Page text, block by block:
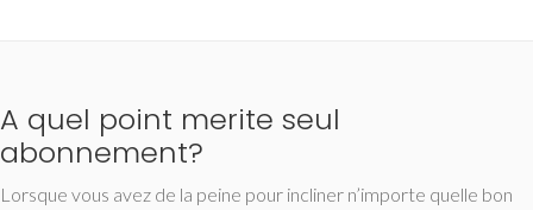
A quel point merite seul
abonnement?
Lorsque vous avez de la peine pour incliner n’importe quelle bon